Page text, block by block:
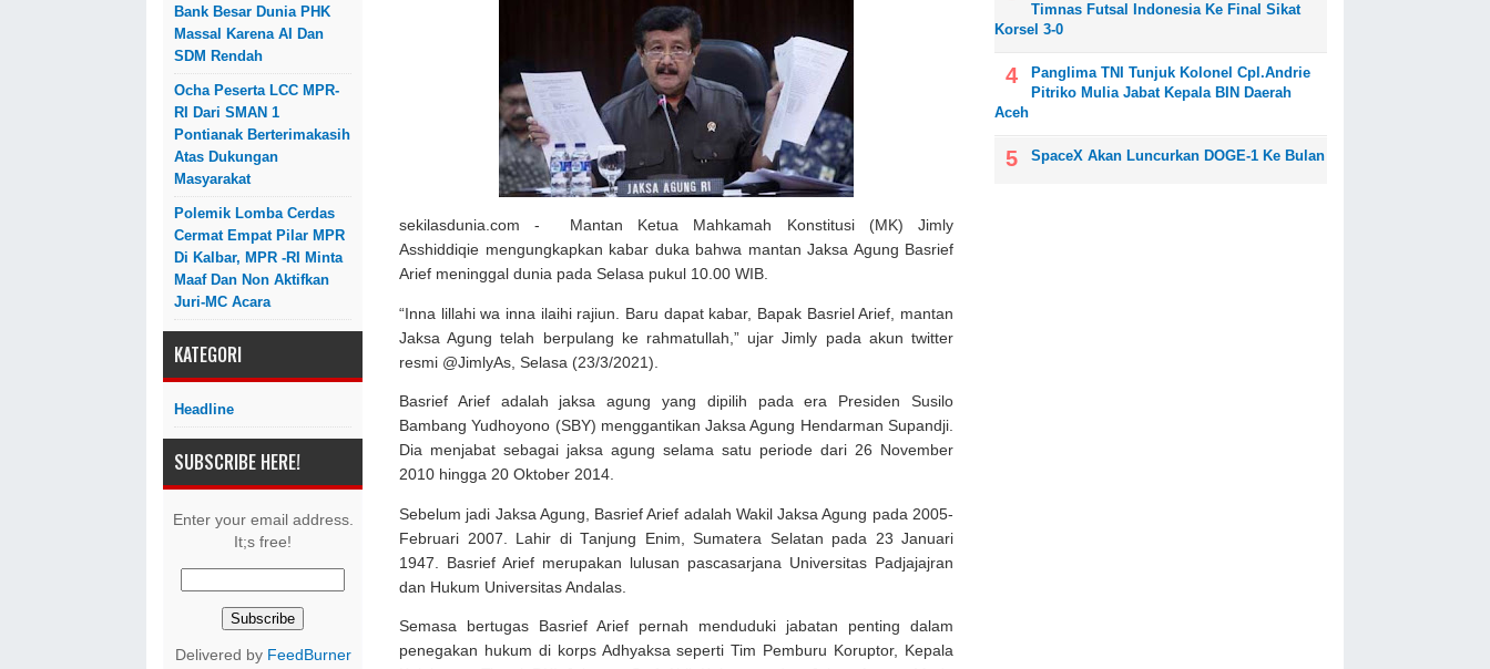
Bank Besar Dunia PHK
Massal Karena AI Dan
SDM Rendah
Ocha Peserta LCC MPR-
RI Dari SMAN 1
Pontianak Berterimakasih
Atas Dukungan
Masyarakat
Polemik Lomba Cerdas
Cermat Empat Pilar MPR
Di Kalbar, MPR -RI Minta
Maaf Dan Non Aktifkan
Juri-MC Acara
KATEGORI
Headline
SUBSCRIBE HERE!
Enter your email address.
It;s free!
Delivered by FeedBurner
sekilasdunia.com - Mantan Ketua Mahkamah Konstitusi (MK) Jimly
Asshiddiqie mengungkapkan kabar duka bahwa mantan Jaksa Agung Basrief
Arief meninggal dunia pada Selasa pukul 10.00 WIB.
“Inna lillahi wa inna ilaihi rajiun. Baru dapat kabar, Bapak Basriel Arief, mantan
Jaksa Agung telah berpulang ke rahmatullah,” ujar Jimly pada akun twitter
resmi @JimlyAs, Selasa (23/3/2021).
Basrief Arief adalah jaksa agung yang dipilih pada era Presiden Susilo
Bambang Yudhoyono (SBY) menggantikan Jaksa Agung Hendarman Supandji.
Dia menjabat sebagai jaksa agung selama satu periode dari 26 November
2010 hingga 20 Oktober 2014.
Sebelum jadi Jaksa Agung, Basrief Arief adalah Wakil Jaksa Agung pada 2005-
Februari 2007. Lahir di Tanjung Enim, Sumatera Selatan pada 23 Januari
1947. Basrief Arief merupakan lulusan pascasarjana Universitas Padjajajran
dan Hukum Universitas Andalas.
Semasa bertugas Basrief Arief pernah menduduki jabatan penting dalam
penegakan hukum di korps Adhyaksa seperti Tim Pemburu Koruptor, Kepala
Timnas Futsal Indonesia Ke Final Sikat
Korsel 3-0
Panglima TNI Tunjuk Kolonel Cpl.Andrie
Pitriko Mulia Jabat Kepala BIN Daerah
Aceh
SpaceX Akan Luncurkan DOGE-1 Ke Bulan